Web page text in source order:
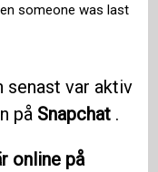
someone was last
senast var aktiv
på Snapchat .
online på